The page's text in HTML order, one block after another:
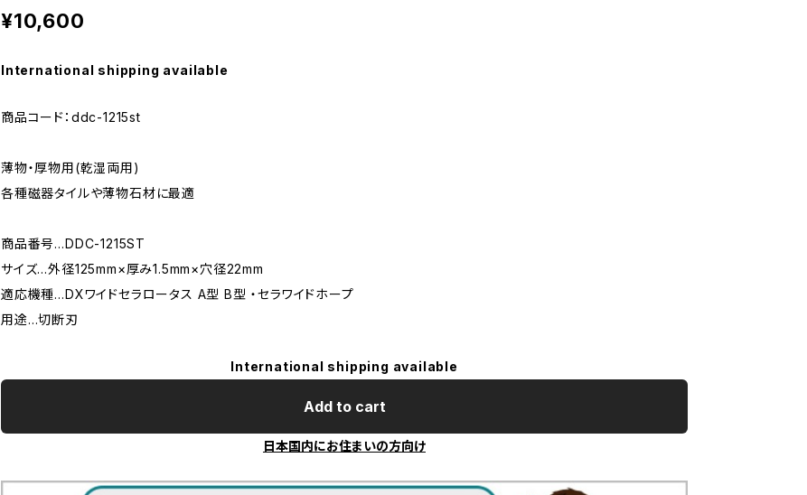
¥10,600
International shipping available
商品コード：ddc-1215st
薄物・厚物用(乾湿両用)
各種磁器タイルや薄物石材に最適
商品番号…DDC-1215ST
サイズ…外径125mm×厚み1.5mm×穴径22mm
適応機種…DXワイドセラロータス A型 B型 ・セラワイドホープ
用途…切断刃
International shipping available
Add to cart
日本国内にお住まいの方向け